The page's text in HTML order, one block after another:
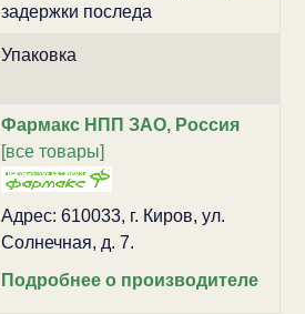
задержки последа
Упаковка
Фармакс НПП ЗАО, Россия
[все товары]
Адрес: 610033, г. Киров, ул.
Солнечная, д. 7.
Подробнее о производителе